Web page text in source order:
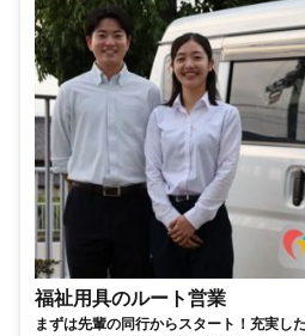
福祉用具のルート営業
まずは先輩の同行からスタート！充実し